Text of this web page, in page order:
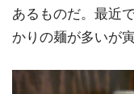
あるものだ。最近
かりの麺が多いが